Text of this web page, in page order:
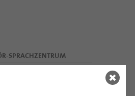
SPRACHZENTRUM